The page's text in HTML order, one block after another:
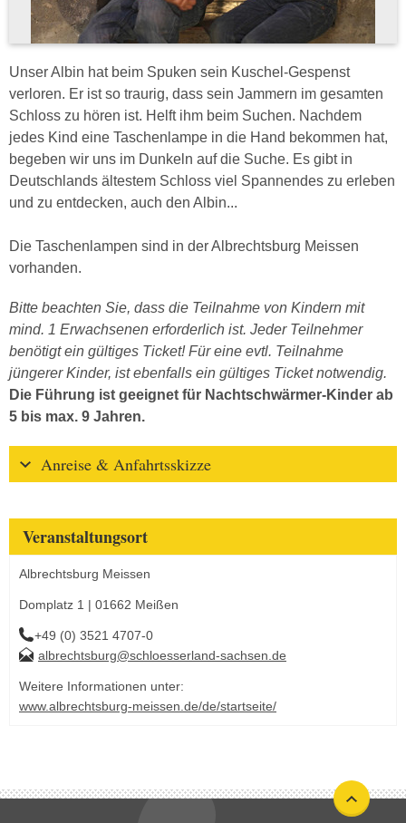
Unser Albin hat beim Spuken sein Kuschel-Gespenst
verloren. Er ist so traurig, dass sein Jammern im gesamten
Schloss zu hören ist. Helft ihm beim Suchen. Nachdem
jedes Kind eine Taschenlampe in die Hand bekommen hat,
begeben wir uns im Dunkeln auf die Suche. Es gibt in
Deutschlands ältestem Schloss viel Spannendes zu erleben
und zu entdecken, auch den Albin...
Die Taschenlampen sind in der Albrechtsburg Meissen
vorhanden.
Bitte beachten Sie, dass die Teilnahme von Kindern mit
mind. 1 Erwachsenen erforderlich ist. Jeder Teilnehmer
benötigt ein gültiges Ticket! Für eine evtl. Teilnahme
jüngerer Kinder, ist ebenfalls ein gültiges Ticket notwendig.
Die Führung ist geeignet für Nachtschwärmer-Kinder ab
5 bis max. 9 Jahren.
Anreise & Anfahrtsskizze
Veranstaltungsort
Albrechtsburg Meissen
Domplatz 1 | 01662 Meißen
+49 (0) 3521 4707-0
albrechtsburg@schloesserland-sachsen.de
Weitere Informationen unter:
www.albrechtsburg-meissen.de/de/startseite/